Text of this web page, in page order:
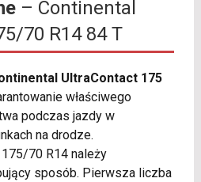
– Continental
70 R14 84 T
UltraContact 175
właściwego
podczas jazdy w
na drodze.
70 R14 należy
sposób. Pierwsza liczba